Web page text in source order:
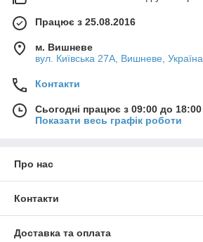
Працює з 25.08.2016
м. Вишневе
вул. Київська 27А, Вишневе, Україна
Контакти
Сьогодні працює з 09:00 до 18:00
Показати весь графік роботи
Про нас
Контакти
Доставка та оплата